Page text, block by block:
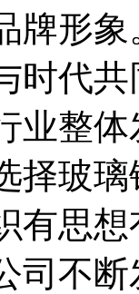
牌形
时代
业整
择玻
有思
司不